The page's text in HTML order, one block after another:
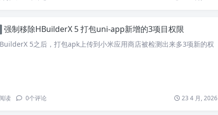
强制移除HBuilderX 5 打包uni-app新增的3项目权限
5之后，打包apk上传到小米应用商店被检测出来多3项新的权
读 0个评论 23 4 月, 2026